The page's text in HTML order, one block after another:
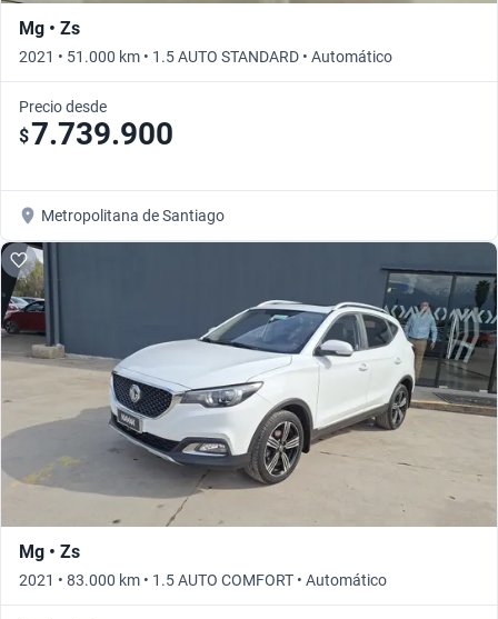
Mg • Zs
2021 • 51.000 km • 1.5 AUTO STANDARD • Automático
Precio desde
$7.739.900
Metropolitana de Santiago
Mg • Zs
2021 • 83.000 km • 1.5 AUTO COMFORT • Automático